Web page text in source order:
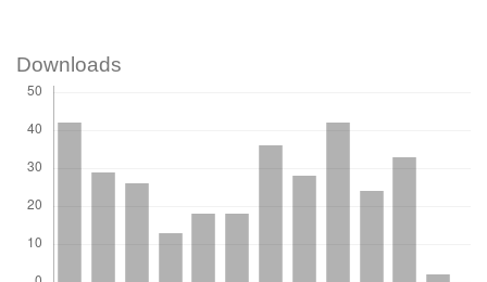
Downloads